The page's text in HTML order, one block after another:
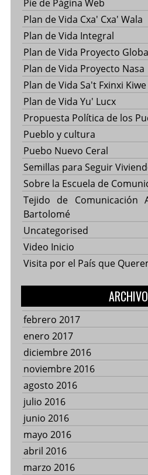
Pie de Página Web
Plan de Vida Cxa' Cxa' Wala
Plan de Vida Integral
Plan de Vida Proyecto
Plan de Vida Proyecto Nasa
Plan de Vida Sa't Fxinxi Kiwe
Plan de Vida Yu' Lucx
Propuesta Política de los
Pueblo y cultura
Puebo Nuevo Ceral
Semillas para Seguir
Sobre la Escuela de
Tejido de Comunicación
Bartolomé
Uncategorised
Video Inicio
Visita por el País que
febrero 2017
enero 2017
diciembre 2016
noviembre 2016
agosto 2016
julio 2016
junio 2016
mayo 2016
abril 2016
marzo 2016